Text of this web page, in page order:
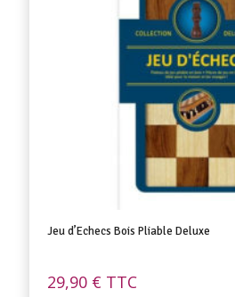
Jeu d’Echecs Bois Pliable Deluxe
29,90 € TTC